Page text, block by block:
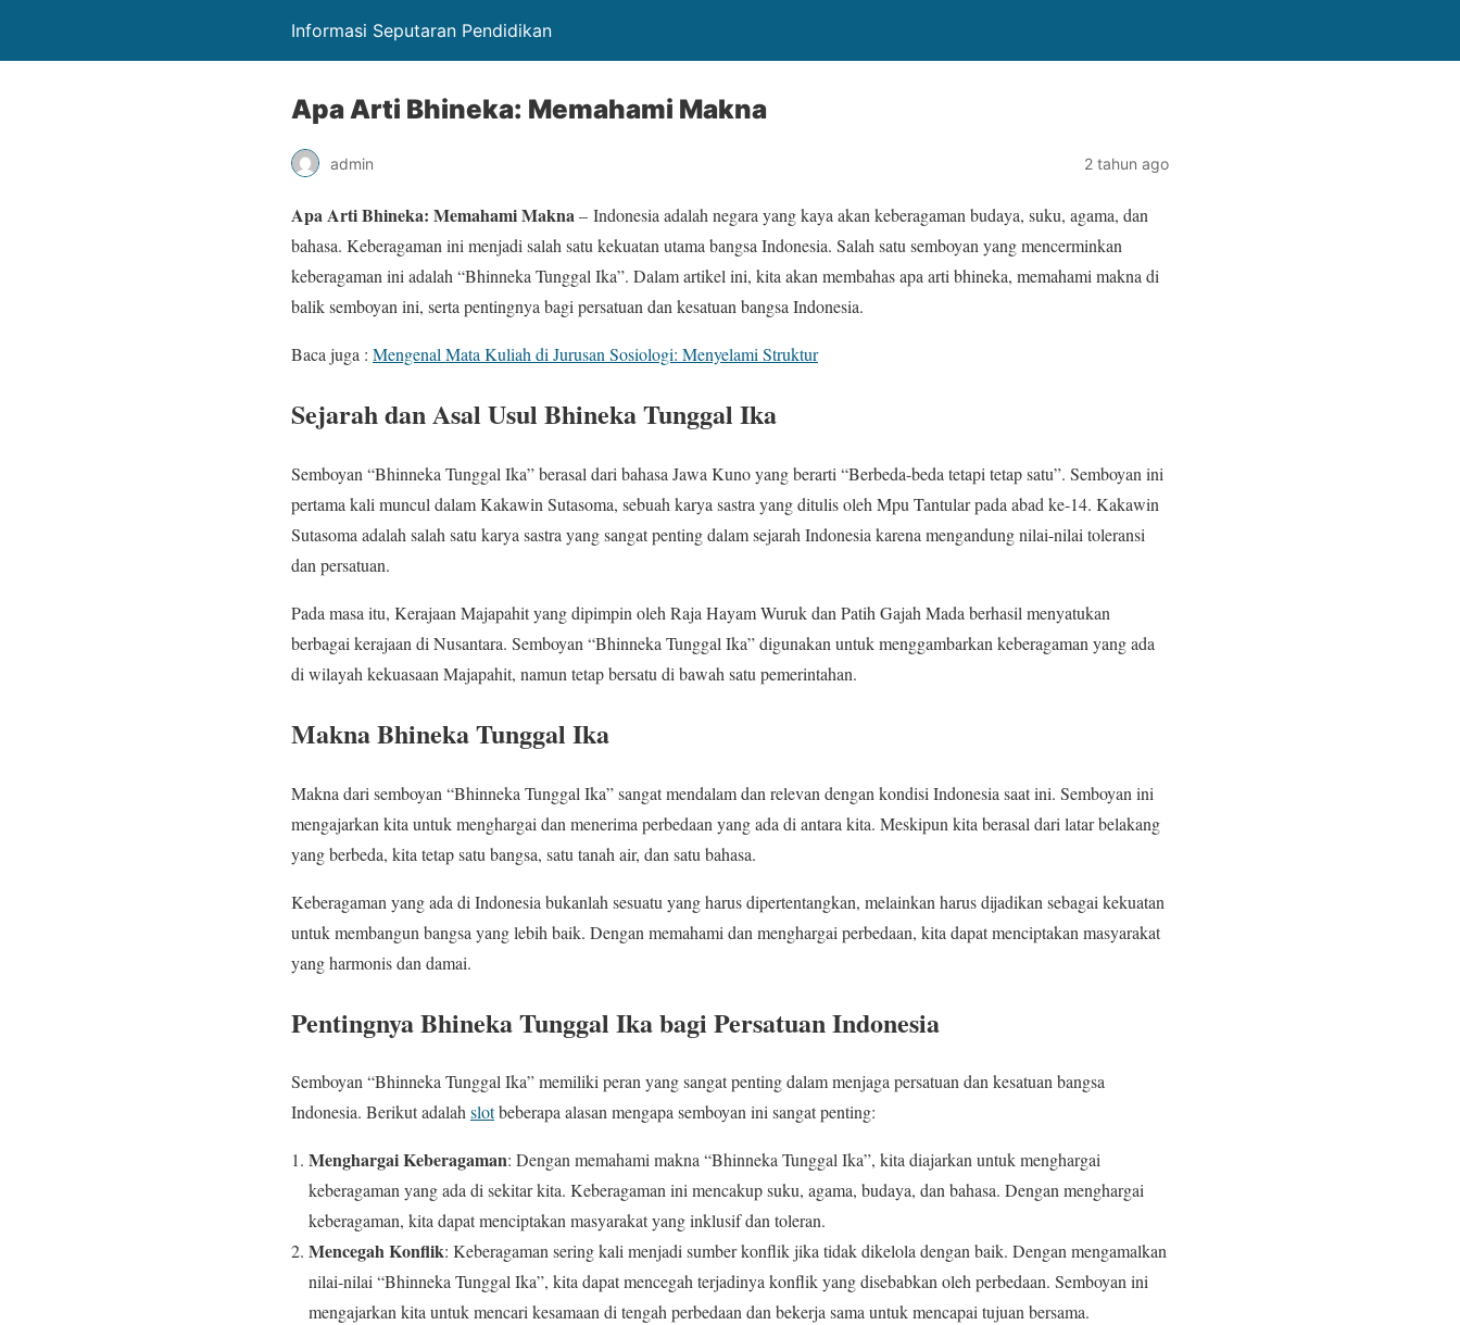
Informasi Seputaran Pendidikan
Apa Arti Bhineka: Memahami Makna
admin 2 tahun ago
Apa Arti Bhineka: Memahami Makna– Indonesia adalah negara yang kaya akan keberagaman budaya, suku, agama, dan
bahasa. Keberagaman ini menjadi salah satu kekuatan utama bangsa Indonesia. Salah satu semboyan yang mencerminkan
keberagaman ini adalah “Bhinneka Tunggal Ika”. Dalam artikel ini, kita akan membahas apa arti bhineka, memahami makna di
balik semboyan ini, serta pentingnya bagi persatuan dan kesatuan bangsa Indonesia.
Baca juga : Mengenal Mata Kuliah di Jurusan Sosiologi: Menyelami Struktur
Sejarah dan Asal Usul Bhineka Tunggal Ika
Semboyan “Bhinneka Tunggal Ika” berasal dari bahasa Jawa Kuno yang berarti “Berbeda-beda tetapi tetap satu”. Semboyan ini
pertama kali muncul dalam Kakawin Sutasoma, sebuah karya sastra yang ditulis oleh Mpu Tantular pada abad ke-14. Kakawin
Sutasoma adalah salah satu karya sastra yang sangat penting dalam sejarah Indonesia karena mengandung nilai-nilai toleransi
dan persatuan.
Pada masa itu, Kerajaan Majapahit yang dipimpin oleh Raja Hayam Wuruk dan Patih Gajah Mada berhasil menyatukan
berbagai kerajaan di Nusantara. Semboyan “Bhinneka Tunggal Ika” digunakan untuk menggambarkan keberagaman yang ada
di wilayah kekuasaan Majapahit, namun tetap bersatu di bawah satu pemerintahan.
Makna Bhineka Tunggal Ika
Makna dari semboyan “Bhinneka Tunggal Ika” sangat mendalam dan relevan dengan kondisi Indonesia saat ini. Semboyan ini
mengajarkan kita untuk menghargai dan menerima perbedaan yang ada di antara kita. Meskipun kita berasal dari latar belakang
yang berbeda, kita tetap satu bangsa, satu tanah air, dan satu bahasa.
Keberagaman yang ada di Indonesia bukanlah sesuatu yang harus dipertentangkan, melainkan harus dijadikan sebagai kekuatan
untuk membangun bangsa yang lebih baik. Dengan memahami dan menghargai perbedaan, kita dapat menciptakan masyarakat
yang harmonis dan damai.
Pentingnya Bhineka Tunggal Ika bagi Persatuan Indonesia
Semboyan “Bhinneka Tunggal Ika” memiliki peran yang sangat penting dalam menjaga persatuan dan kesatuan bangsa
Indonesia. Berikut adalahslotbeberapa alasan mengapa semboyan ini sangat penting:
Menghargai Keberagaman: Dengan memahami makna “Bhinneka Tunggal Ika”, kita diajarkan untuk menghargai
keberagaman yang ada di sekitar kita. Keberagaman ini mencakup suku, agama, budaya, dan bahasa. Dengan menghargai
keberagaman, kita dapat menciptakan masyarakat yang inklusif dan toleran.
Mencegah Konflik: Keberagaman sering kali menjadi sumber konflik jika tidak dikelola dengan baik. Dengan mengamalkan
nilai-nilai “Bhinneka Tunggal Ika”, kita dapat mencegah terjadinya konflik yang disebabkan oleh perbedaan. Semboyan ini
mengajarkan kita untuk mencari kesamaan di tengah perbedaan dan bekerja sama untuk mencapai tujuan bersama.